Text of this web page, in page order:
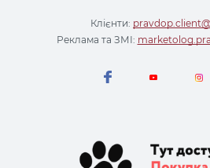
Клієнти:
Реклама та ЗМІ: